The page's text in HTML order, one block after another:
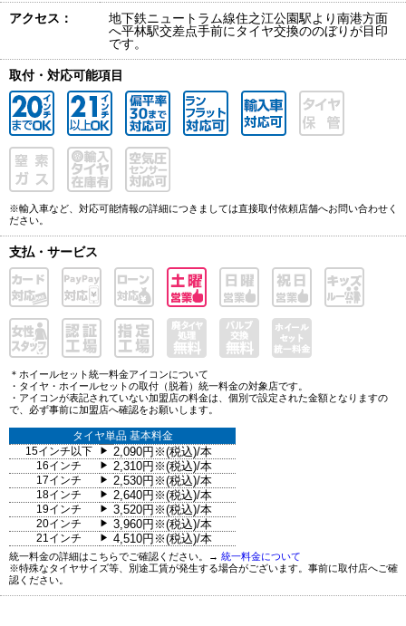
アクセス：
地下鉄ニュートラム線住之江公園駅より南港方面
へ平林駅交差点手前にタイヤ交換ののぼりが目印
です。
取付・対応可能項目
※輸入車など、対応可能情報の詳細につきましては直接取付依頼店舗へお問い合わせく
ださい。
支払・サービス
＊ホイールセット統一料金アイコンについて
・タイヤ・ホイールセットの取付（脱着）統一料金の対象店です。
・アイコンが表記されていない加盟店の料金は、個別で設定された金額となりますの
で、必ず事前に加盟店へ確認をお願いします。
タイヤ単品 基本料金
15インチ以下
▶ 2,090円※(税込)/本
16インチ ▶ 2,310円※(税込)/本
17インチ ▶ 2,530円※(税込)/本
18インチ ▶ 2,640円※(税込)/本
19インチ ▶ 3,520円※(税込)/本
20インチ ▶ 3,960円※(税込)/本
21インチ ▶ 4,510円※(税込)/本
統一料金の詳細はこちらでご確認ください。→ 統一料金について
※特殊なタイヤサイズ等、別途工賃が発生する場合がございます。事前に取付店へご確
認ください。